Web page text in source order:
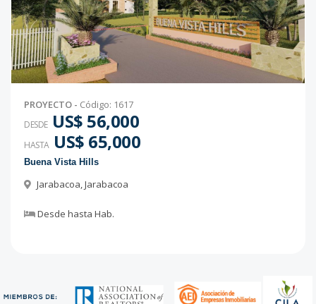
PROYECTO - Código: 1617
DESDE US$ 56,000
HASTA US$ 65,000
Buena Vista Hills
Jarabacoa,Jarabacoa
Desde hasta Hab.